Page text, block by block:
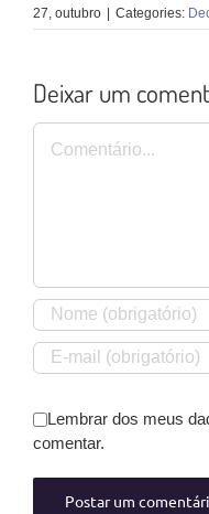
27, outubro | Categories:
Deixar um
Comentário
Lembrar dos meus
comentar.